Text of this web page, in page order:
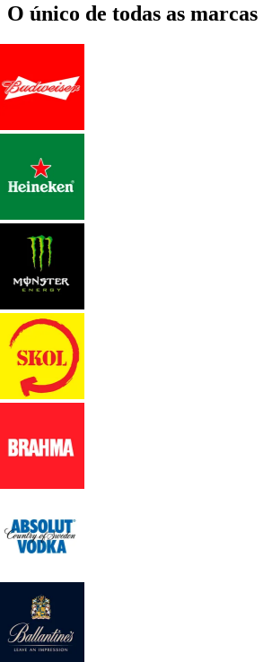
O único de todas as marcas